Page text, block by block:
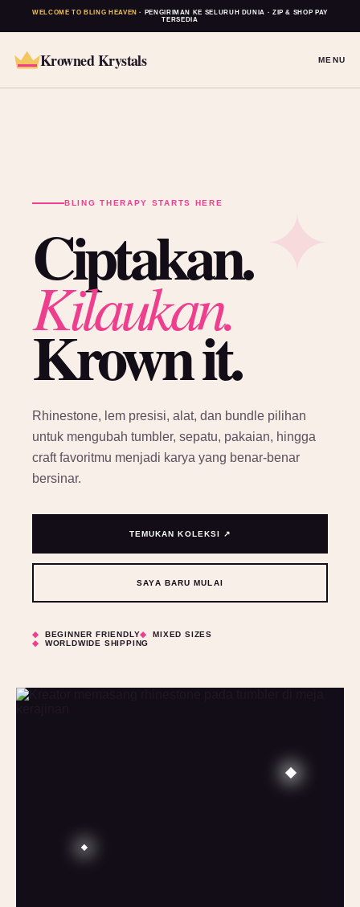
WELCOME TO BLING HEAVEN · PENGIRIMAN KE SELURUH DUNIA · ZIP & SHOP PAY
TERSEDIA
Krowned Krystals MENU
BLING THERAPY STARTS HERE
Ciptakan.
Kilaukan.
Krown it.
Rhinestone, lem presisi, alat, dan bundle pilihan
untuk mengubah tumbler, sepatu, pakaian, hingga
craft favoritmu menjadi karya yang benar-benar
bersinar.
TEMUKAN KOLEKSI ↗
SAYA BARU MULAI
BEGINNER FRIENDLY
MIXED SIZES
WORLDWIDE SHIPPING